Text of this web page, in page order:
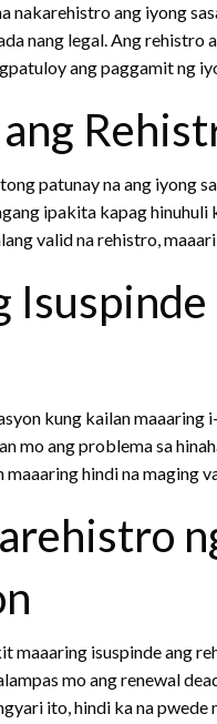
nakarehistro ang iyong
nang legal. Ang
ang paggamit ng
patunay na ang iyong
ipakita kapag
valid na rehistro,
kung kailan maaaring
mo ang problema sa
hindi na maging
maaaring isuspinde ang
mo ang renewal
ito, hindi ka na